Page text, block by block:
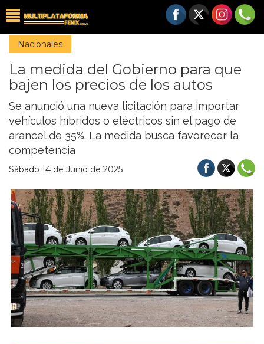
Nacionales
La medida del Gobierno para que
bajen los precios de los autos
Se anunció una nueva licitación para importar
vehículos híbridos o eléctricos sin el pago de
arancel de 35%. La medida busca favorecer la
competencia
Sábado 14 de Junio de 2025